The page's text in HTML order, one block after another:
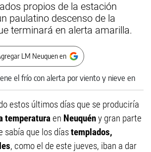
propios de la estación
paulatino descenso de la
terminará en alerta amarilla.
LM Neuquen en
estos últimos días que se produciría
temperaturaen Neuquény gran parte
sabía que los díastemplados,
, como el de este jueves, iban a dar